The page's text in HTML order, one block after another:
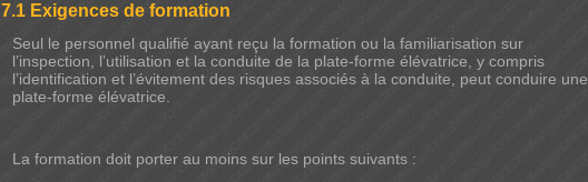
7.1 Exigences de formation
Seul le personnel qualifié ayant reçu la formation ou la familiarisation sur
l’inspection, l’utilisation et la conduite de la plate-forme élévatrice, y compris
l’identification et l’évitement des risques associés à la conduite, peut conduire une
plate-forme élévatrice.
La formation doit porter au moins sur les points suivants :